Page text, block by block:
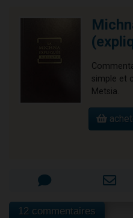
simple et
Metsia.
12 commentaires